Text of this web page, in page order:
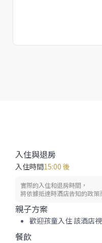
入住與退房
入住時間15:00 後
實際的入住和退房時間，
將依據抵達時酒店告知的政策
親子方案
歡迎孩童入住 該酒店
餐飲